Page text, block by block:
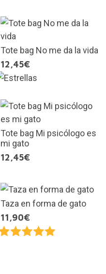
Tote bag No me da la vida
12,45€
Tote bag Mi psicólogo es
mi gato
12,45€
Taza en forma de gato
11,90€